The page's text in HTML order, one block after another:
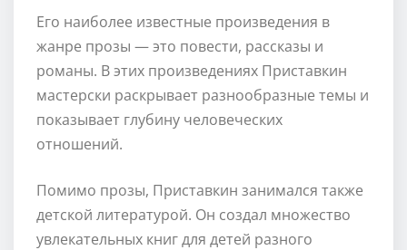
Его наиболее известные произведения в
жанре прозы — это повести, рассказы и
романы. В этих произведениях Приставкин
мастерски раскрывает разнообразные темы и
показывает глубину человеческих
отношений.
Помимо прозы, Приставкин занимался также
детской литературой. Он создал множество
увлекательных книг для детей разного